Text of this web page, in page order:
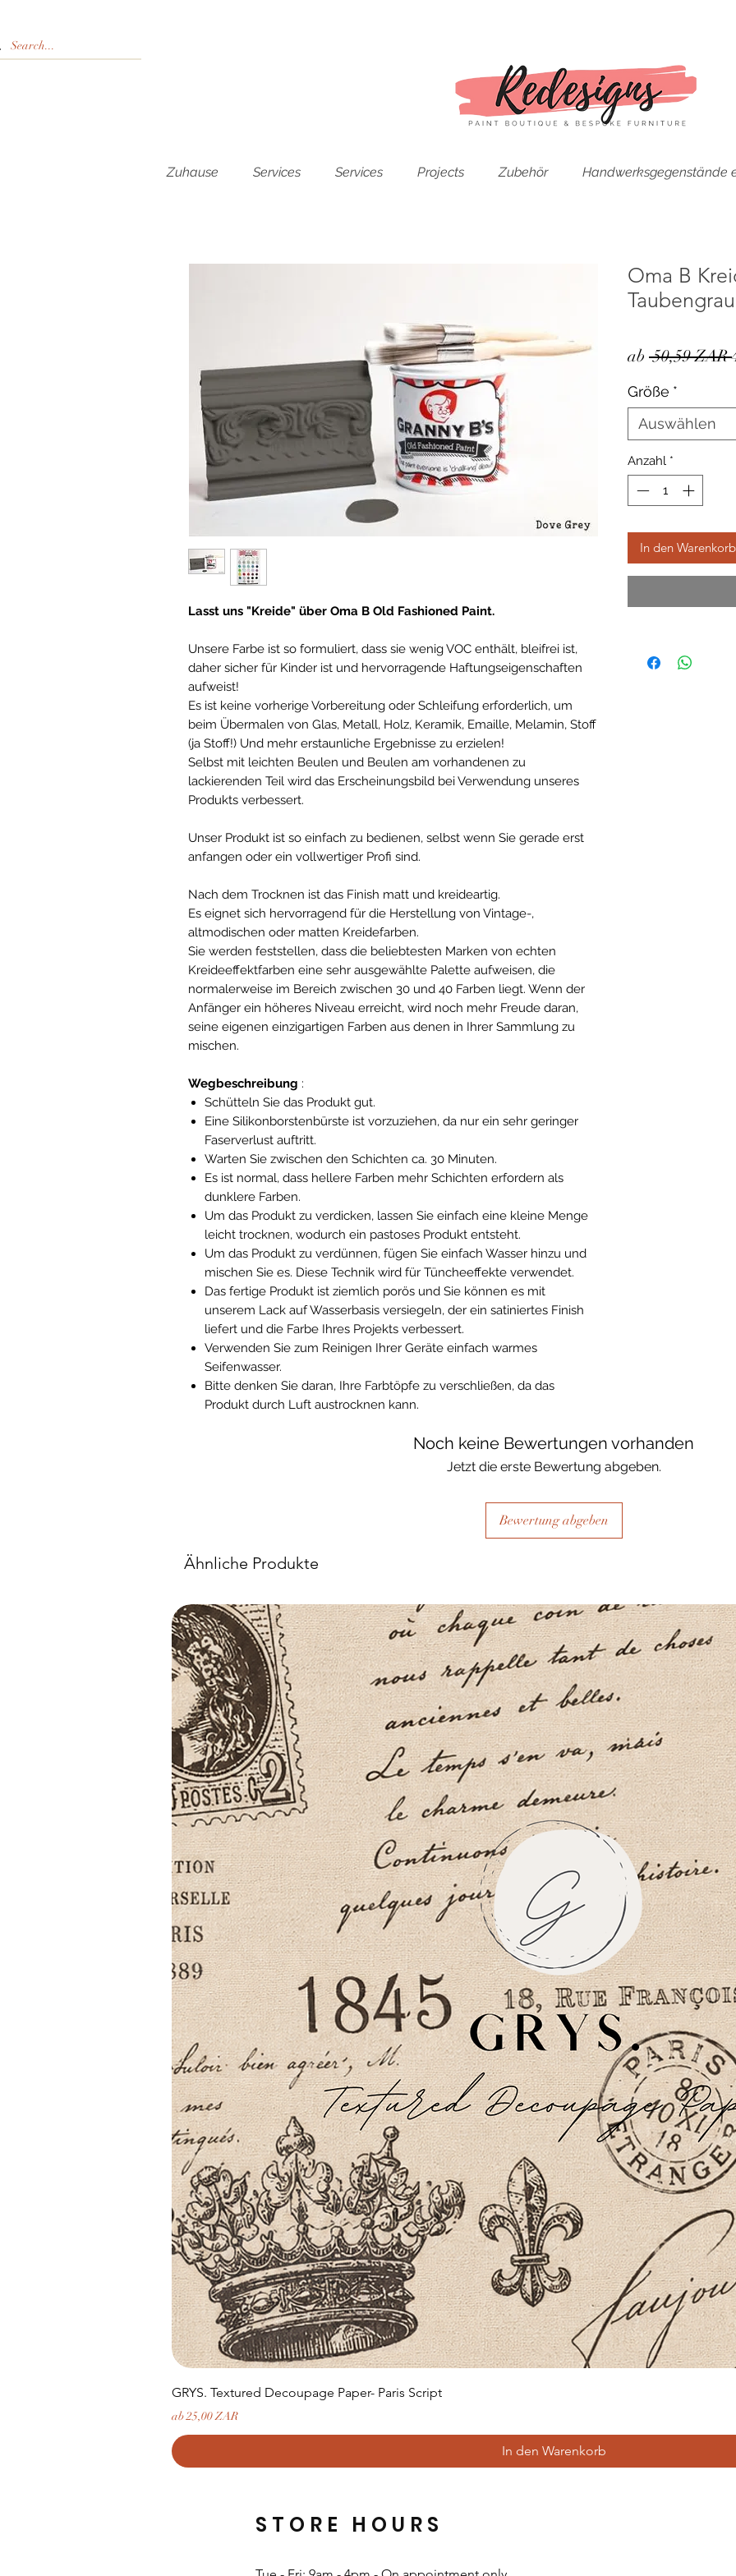
Zuhause Services Services Projects Zubehör Handwerksgegenstände
Lasst uns "Kreide" über Oma B Old Fashioned Paint.
Unsere Farbe ist so formuliert, dass sie wenig VOC enthält, bleifrei ist,
daher sicher für Kinder ist und hervorragende Haftungseigenschaften
aufweist!
Es ist keine vorherige Vorbereitung oder Schleifung erforderlich, um
beim Übermalen von Glas, Metall, Holz, Keramik, Emaille, Melamin, Stoff
(ja Stoff!) Und mehr erstaunliche Ergebnisse zu erzielen!
Selbst mit leichten Beulen und Beulen am vorhandenen zu
lackierenden Teil wird das Erscheinungsbild bei Verwendung unseres
Produkts verbessert.
Unser Produkt ist so einfach zu bedienen, selbst wenn Sie gerade erst
anfangen oder ein vollwertiger Profi sind.
Nach dem Trocknen ist das Finish matt und kreideartig.
Es eignet sich hervorragend für die Herstellung von Vintage-,
altmodischen oder matten Kreidefarben.
Sie werden feststellen, dass die beliebtesten Marken von echten
Kreideeffektfarben eine sehr ausgewählte Palette aufweisen, die
normalerweise im Bereich zwischen 30 und 40 Farben liegt. Wenn der
Anfänger ein höheres Niveau erreicht, wird noch mehr Freude daran,
seine eigenen einzigartigen Farben aus denen in Ihrer Sammlung zu
mischen.
Wegbeschreibung :
Schütteln Sie das Produkt gut.
Eine Silikonborstenbürste ist vorzuziehen, da nur ein sehr geringer
Faserverlust auftritt.
Warten Sie zwischen den Schichten ca. 30 Minuten.
Es ist normal, dass hellere Farben mehr Schichten erfordern als
dunklere Farben.
Um das Produkt zu verdicken, lassen Sie einfach eine kleine Menge
leicht trocknen, wodurch ein pastoses Produkt entsteht.
Um das Produkt zu verdünnen, fügen Sie einfach Wasser hinzu und
mischen Sie es. Diese Technik wird für Tüncheeffekte verwendet.
Das fertige Produkt ist ziemlich porös und Sie können es mit
unserem Lack auf Wasserbasis versiegeln, der ein satiniertes Finish
liefert und die Farbe Ihres Projekts verbessert.
Verwenden Sie zum Reinigen Ihrer Geräte einfach warmes
Seifenwasser.
Bitte denken Sie daran, Ihre Farbtöpfe zu verschließen, da das
Produkt durch Luft austrocknen kann.
Oma B
Taubengrau
ab 50,59 ZAR
Größe *
Auswählen
Anzahl *
In den Warenkorb
Noch keine Bewertungen vorhanden
Jetzt die erste Bewertung abgeben.
Bewertung abgeben
Ähnliche Produkte
GRYS. Textured Decoupage Paper- Paris Script
ab25,00 ZAR
Sale-Preis
In den Warenkorb
STORE HOURS